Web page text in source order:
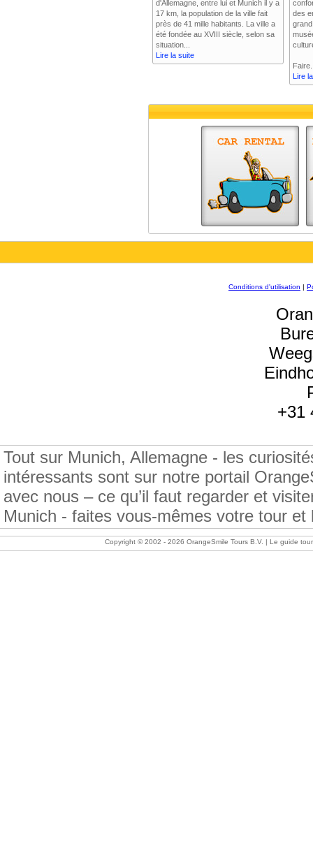
d'Allemagne, entre lui et Munich il y a
17 km, la population de la ville fait
près de 41 mille habitants. La ville a
été fondée au XVIII siècle, selon sa
situation...
Lire la suite
des
Lire
Conditions d'utilisation |
+31
Tout sur Munich, Allemagne - les
intéressants sont sur notre portail
avec nous – ce qu’il faut regarder et
Munich - faites vous-mêmes votre tour
Copyright © 2002 -2026 OrangeSmile Tours B.V. | Le guide